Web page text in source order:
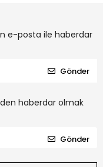
e-posta ile haberdar
Gönder
haberdar olmak
Gönder